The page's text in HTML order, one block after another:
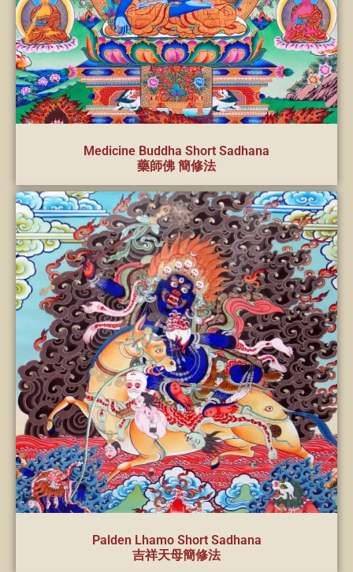
Medicine Buddha Short Sadhana
藥師佛 簡修法
Palden Lhamo Short Sadhana
吉祥天母簡修法